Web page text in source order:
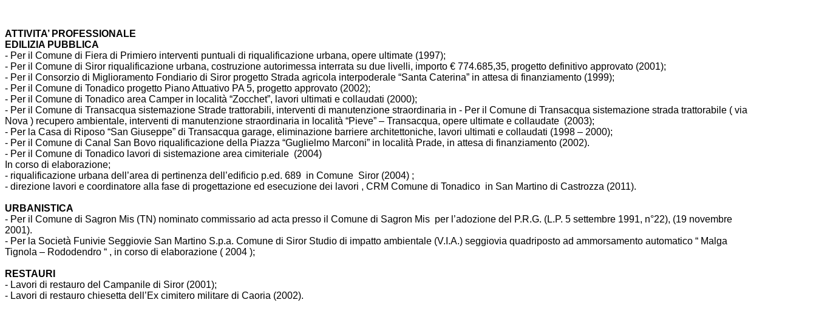
ATTIVITA’ PROFESSIONALE
EDILIZIA PUBBLICA
- Per il Comune di Fiera di Primiero interventi puntuali di riqualificazione urbana, opere ultimate (1997);
- Per il Comune di Siror riqualificazione urbana, costruzione autorimessa interrata su due livelli, importo € 774.685,35, progetto definitivo approvato (2001);
- Per il Consorzio di Miglioramento Fondiario di Siror progetto Strada agricola interpoderale “Santa Caterina” in attesa di finanziamento (1999);
- Per il Comune di Tonadico progetto Piano Attuativo PA 5, progetto approvato (2002);
- Per il Comune di Tonadico area Camper in località “Zocchet”, lavori ultimati e collaudati (2000);
- Per il Comune di Transacqua sistemazione Strade trattorabili, interventi di manutenzione straordinaria in - Per il Comune di Transacqua sistemazione strada trattorabile ( via
Nova ) recupero ambientale, interventi di manutenzione straordinaria in località “Pieve” – Transacqua, opere ultimate e collaudate (2003);
- Per la Casa di Riposo “San Giuseppe” di Transacqua garage, eliminazione barriere architettoniche, lavori ultimati e collaudati (1998 – 2000);
- Per il Comune di Canal San Bovo riqualificazione della Piazza “Guglielmo Marconi” in località Prade, in attesa di finanziamento (2002).
- Per il Comune di Tonadico lavori di sistemazione area cimiteriale (2004)
In corso di elaborazione;
- riqualificazione urbana dell’area di pertinenza dell’edificio p.ed. 689 in Comune Siror (2004) ;
- direzione lavori e coordinatore alla fase di progettazione ed esecuzione dei lavori , CRM Comune di Tonadico in San Martino di Castrozza (2011).
URBANISTICA
- Per il Comune di Sagron Mis (TN) nominato commissario ad acta presso il Comune di Sagron Mis per l’adozione del P.R.G. (L.P. 5 settembre 1991, n°22), (19 novembre
2001).
- Per la Società Funivie Seggiovie San Martino S.p.a. Comune di Siror Studio di impatto ambientale (V.I.A.) seggiovia quadriposto ad ammorsamento automatico “ Malga
Tignola – Rododendro “ , in corso di elaborazione ( 2004 );
RESTAURI
- Lavori di restauro del Campanile di Siror (2001);
- Lavori di restauro chiesetta dell’Ex cimitero militare di Caoria (2002).